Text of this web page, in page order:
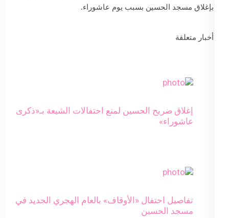
بإغلاق مسجد الحسين بسبب يوم عاشوراء.
أخبار متعلقة
إغلاق ضريح الحسين لمنع احتفالات الشيعة بـ«ذكرى
عاشوراء»
تفاصيل احتفال «الأوقاف» بالعام الهجري الجديد في
مسجد الحسين